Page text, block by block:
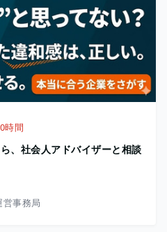
時間
、社会人アドバイザーと相談
事務局